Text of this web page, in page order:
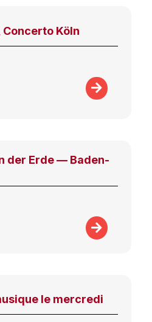
Concerto Köln
der Erde — Baden-
le mercredi